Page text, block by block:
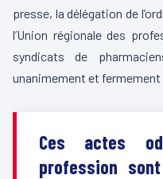
presse, la délégation de
l’Union régionale des
syndicats de
unanimement et
Ces actes
profession